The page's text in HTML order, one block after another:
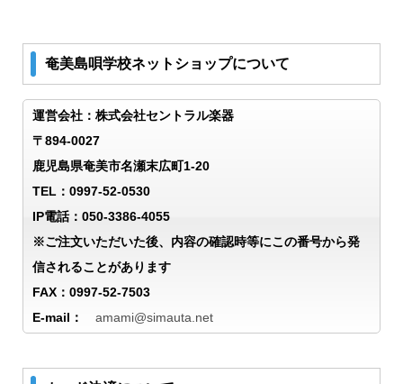
奄美島唄学校ネットショップについて
運営会社：株式会社セントラル楽器
〒894-0027
鹿児島県奄美市名瀬末広町1-20
TEL：0997-52-0530
IP電話：050-3386-4055
※ご注文いただいた後、内容の確認時等にこの番号から発
信されることがあります
FAX：0997-52-7503
E-mail： amami@simauta.net